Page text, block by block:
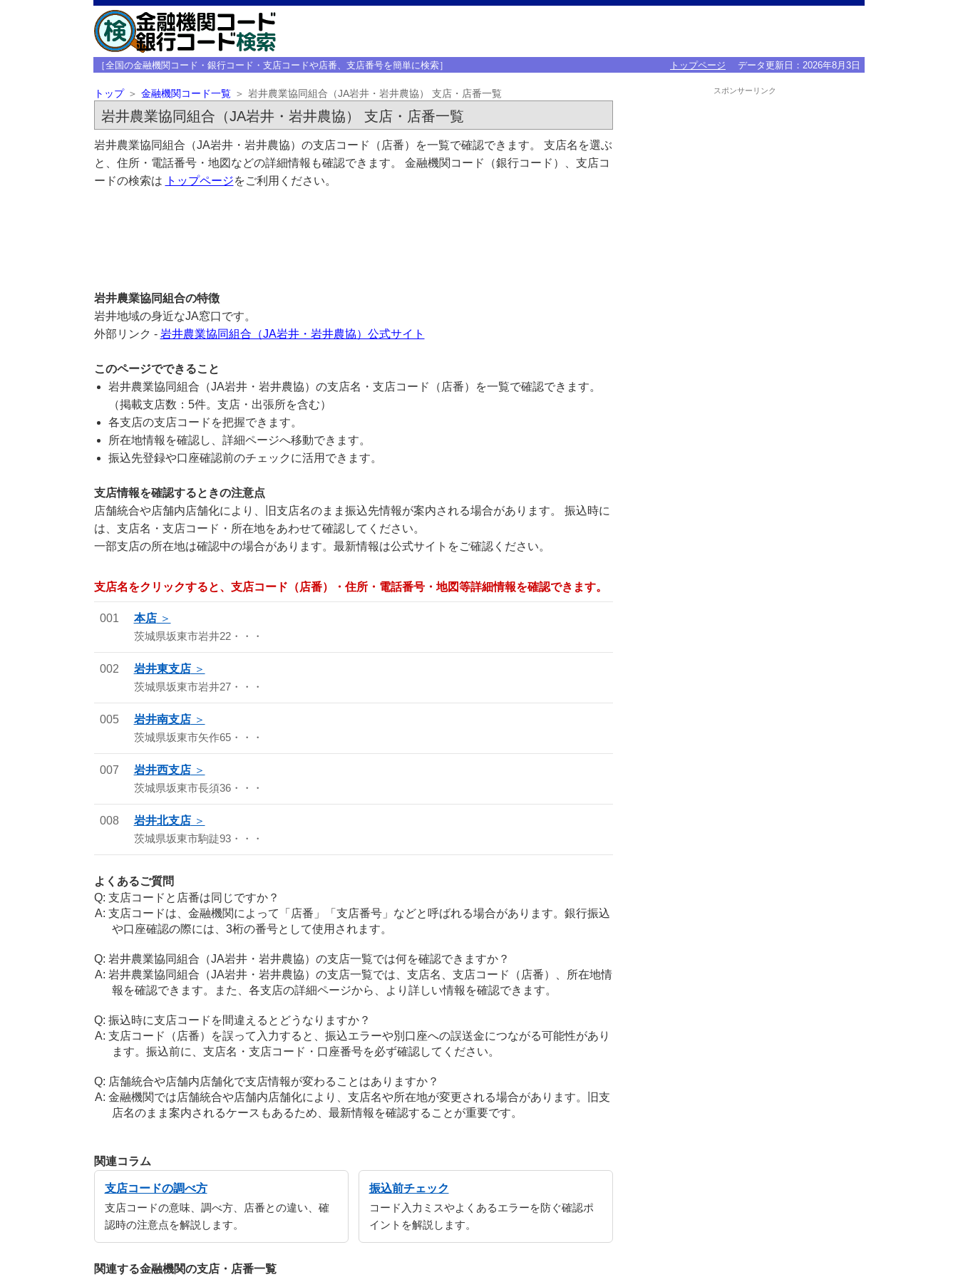
［全国の金融機関コード・銀行コード・支店コードや店番、支店番号を簡単に検索］ トップページ データ更新日： 2026年8月3日
トップ 金融機関コード一覧 岩井農業協同組合（JA岩井・岩井農協） 支店・店番一覧
岩井農業協同組合（JA岩井・岩井農協） 支店・店番一覧
岩井農業協同組合（JA岩井・岩井農協）の支店コード（店番）を一覧で確認できます。 支店名を選ぶ
と、住所・電話番号・地図などの詳細情報も確認できます。 金融機関コード（銀行コード）、支店コ
ードの検索は
トップページをご利用ください。
岩井農業協同組合の特徴
岩井地域の身近なJA窓口です。
外部リンク - 岩井農業協同組合（JA岩井・岩井農協）公式サイト
このページでできること
岩井農業協同組合（JA岩井・岩井農協）の支店名・支店コード（店番）を一覧で確認できます。
（掲載支店数：5件。支店・出張所を含む）
各支店の支店コードを把握できます。
所在地情報を確認し、詳細ページへ移動できます。
振込先登録や口座確認前のチェックに活用できます。
支店情報を確認するときの注意点
店舗統合や店舗内店舗化により、旧支店名のまま振込先情報が案内される場合があります。 振込時に
は、支店名・支店コード・所在地をあわせて確認してください。
一部支店の所在地は確認中の場合があります。最新情報は公式サイトをご確認ください。
支店名をクリックすると、支店コード（店番）・住所・電話番号・地図等詳細情報を確認できます。
001 本店
茨城県坂東市岩井22・・・
002 岩井東支店
茨城県坂東市岩井27・・・
005 岩井南支店
茨城県坂東市矢作65・・・
007 岩井西支店
茨城県坂東市長須36・・・
008 岩井北支店
茨城県坂東市駒跿93・・・
よくあるご質問
支店コードと店番は同じですか？
支店コードは、金融機関によって「店番」「支店番号」などと呼ばれる場合があります。銀行振込
や口座確認の際には、3桁の番号として使用されます。
岩井農業協同組合（JA岩井・岩井農協）の支店一覧では何を確認できますか？
岩井農業協同組合（JA岩井・岩井農協）の支店一覧では、支店名、支店コード（店番）、所在地情
報を確認できます。また、各支店の詳細ページから、より詳しい情報を確認できます。
振込時に支店コードを間違えるとどうなりますか？
支店コード（店番）を誤って入力すると、振込エラーや別口座への誤送金につながる可能性があり
ます。振込前に、支店名・支店コード・口座番号を必ず確認してください。
店舗統合や店舗内店舗化で支店情報が変わることはありますか？
金融機関では店舗統合や店舗内店舗化により、支店名や所在地が変更される場合があります。旧支
店名のまま案内されるケースもあるため、最新情報を確認することが重要です。
関連コラム
支店コードの調べ方
支店コードの意味、調べ方、店番との違い、確
認時の注意点を解説します。
振込前チェック
コード入力ミスやよくあるエラーを防ぐ確認ポ
イントを解説します。
関連する金融機関の支店・店番一覧
スポンサーリンク